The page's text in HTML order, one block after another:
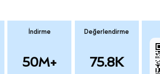
İndirme
50M+
Değerlendirme
75.8K